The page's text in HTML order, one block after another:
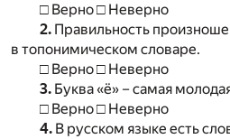
□ Верно □ Неверно
2. Правильность
в топонимическом словаре.
□ Верно □ Неверно
3. Буква «ё» – самая
□ Верно □ Неверно
4. В русском языке есть